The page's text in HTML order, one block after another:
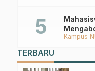
Kampus
Ombo
TERBARU